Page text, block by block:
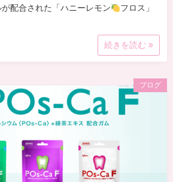
配合された「ハニーレモン
フロス」
続きを読む
ブログ